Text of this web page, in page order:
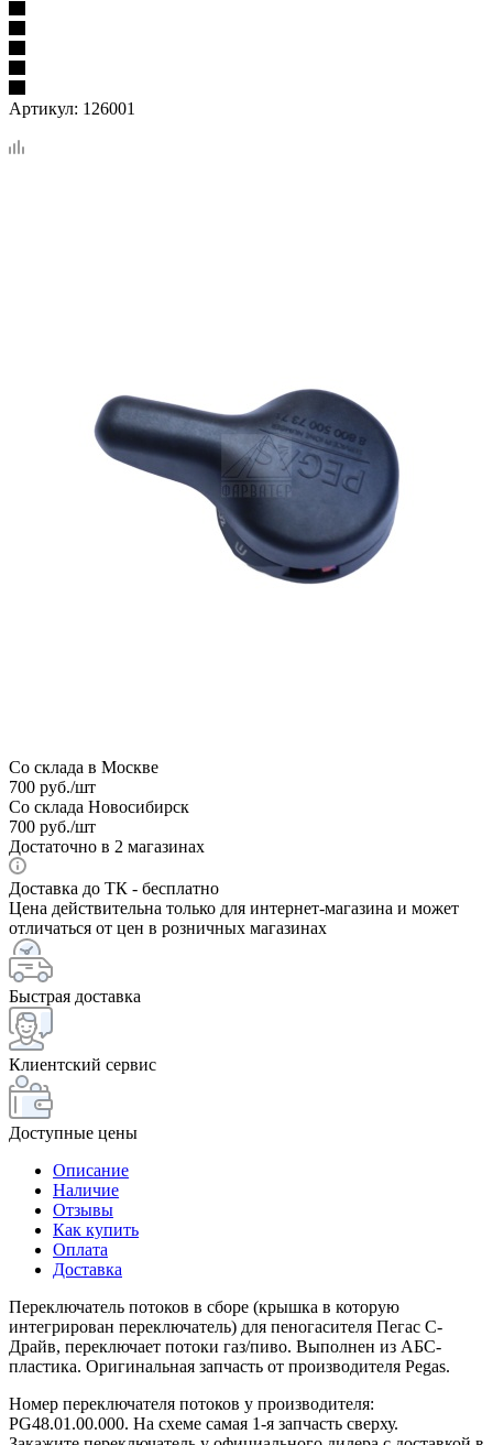
Артикул: 126001
Со склада в Москве
700 руб./шт
Со склада Новосибирск
700 руб./шт
Достаточно в 2 магазинах
Доставка до ТК - бесплатно
Цена действительна только для интернет-магазина и может
отличаться от цен в розничных магазинах
Быстрая доставка
Клиентский сервис
Доступные цены
Описание
Наличие
Отзывы
Как купить
Оплата
Доставка
Переключатель потоков в сборе (крышка в которую
интегрирован переключатель) для пеногасителя Пегас С-
Драйв, переключает потоки газ/пиво. Выполнен из АБС-
пластика. Оригинальная запчасть от производителя Pegas.
Номер переключателя потоков у производителя:
PG48.01.00.000. На схеме самая 1-я запчасть сверху.